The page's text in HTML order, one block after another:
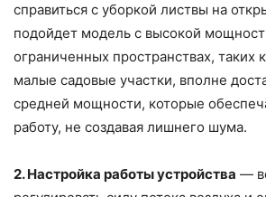
справиться с уборкой листвы на
подойдет модель с высокой
ограниченных пространствах, таких
малые садовые участки, вполне
средней мощности, которые
работу, не создавая лишнего шума.
2. Настройка работы устройства —